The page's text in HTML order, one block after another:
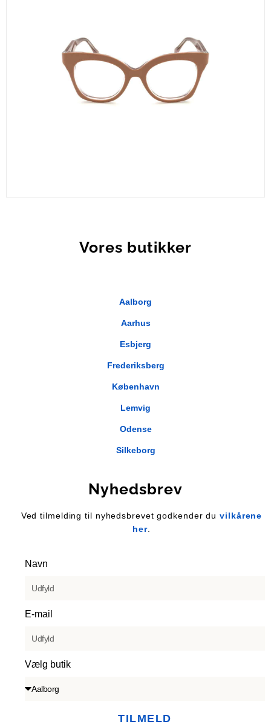
Vores butikker
Aalborg
Aarhus
Esbjerg
Frederiksberg
København
Lemvig
Odense
Silkeborg
Nyhedsbrev
Ved tilmelding til nyhedsbrevet godkender duvilkårene
her.
Navn
E-mail
Vælg butik
TILMELD